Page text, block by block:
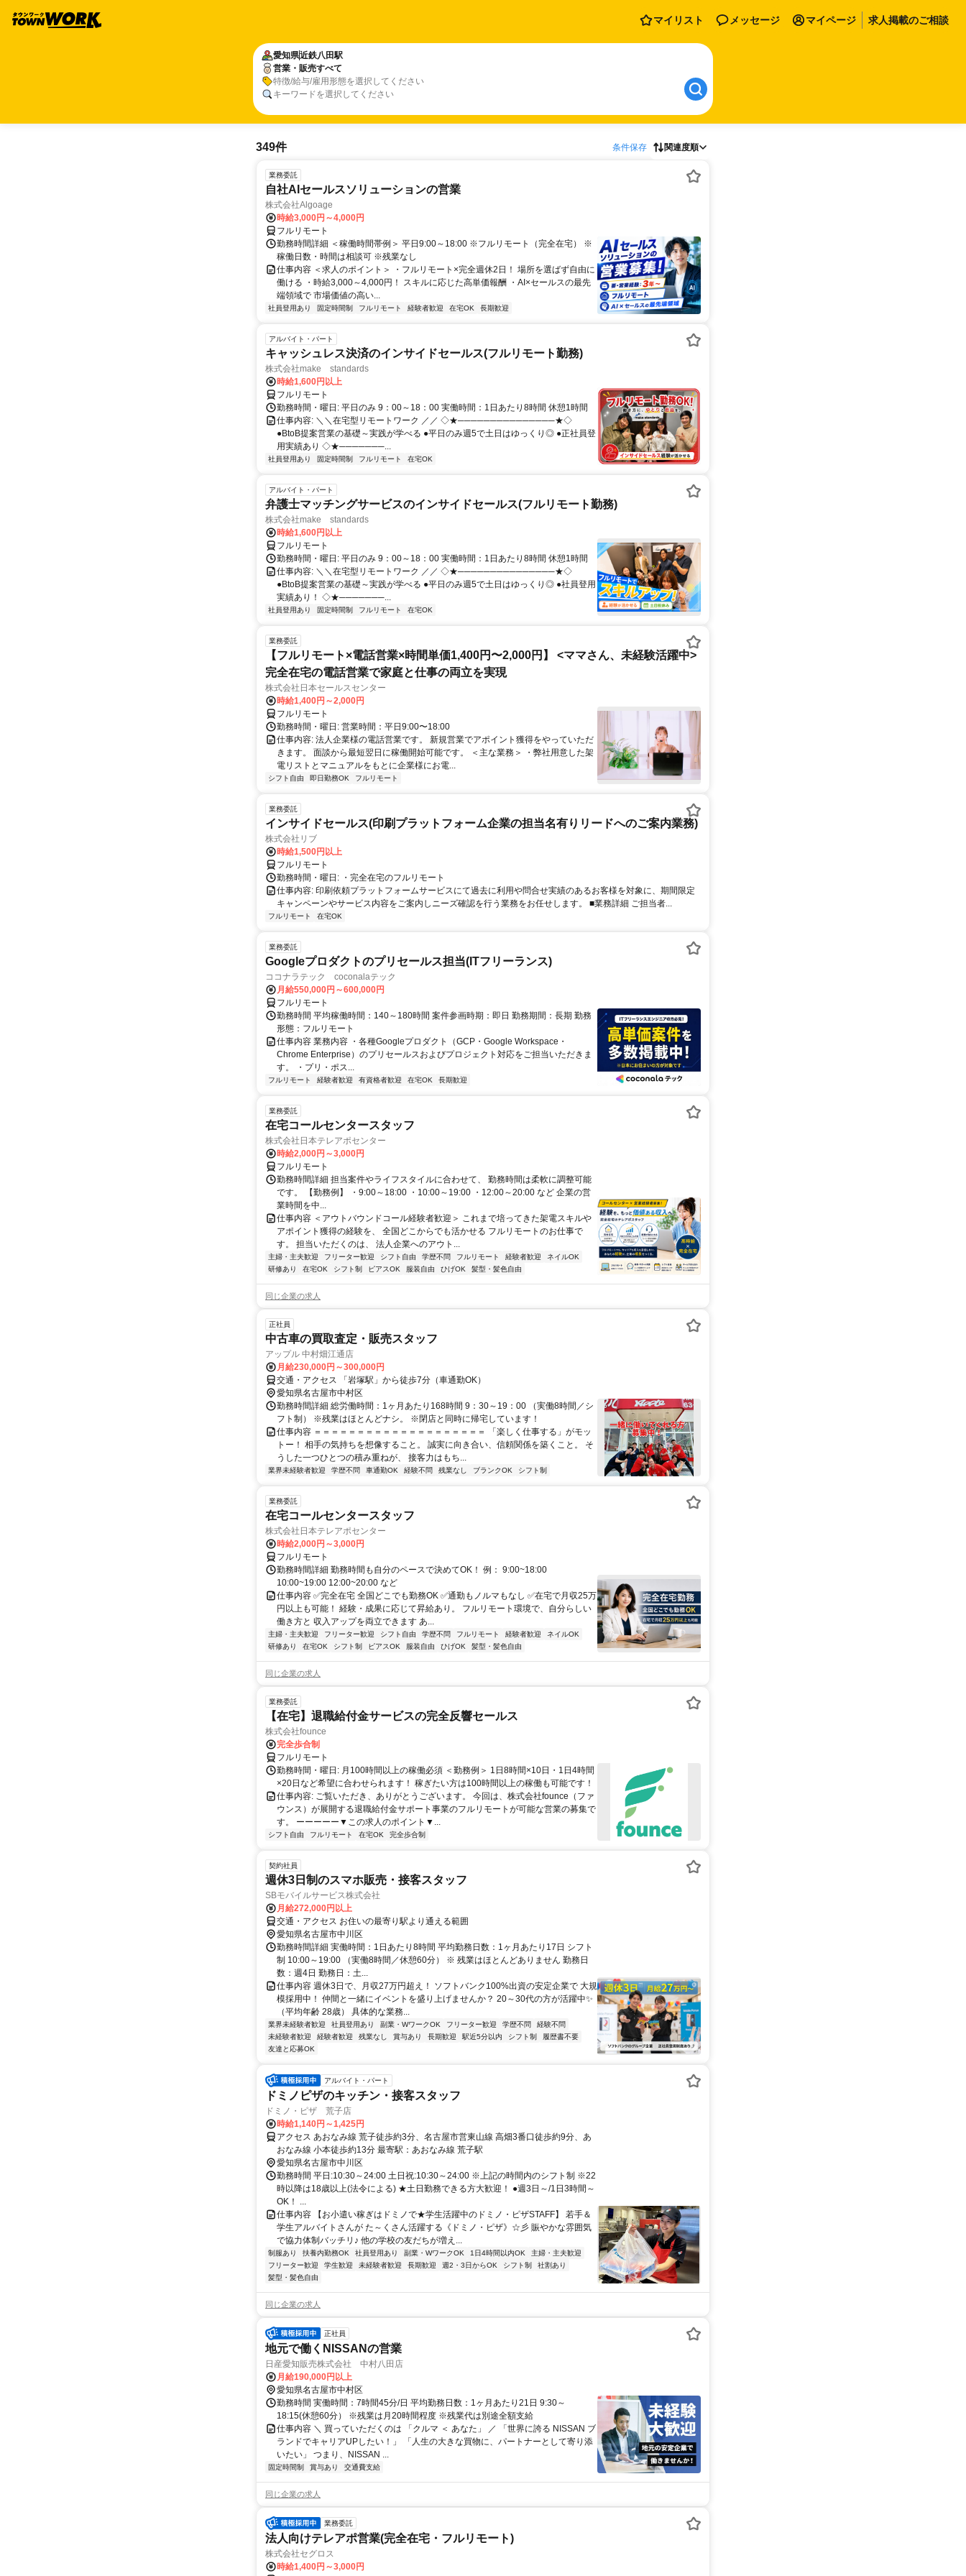
マイリスト メッセージ マイページ 求人掲載のご相談
愛知県近鉄八田駅
営業・販売すべて
特徴/給与/雇用形態を選択してください
キーワードを選択してください
349件 条件保存 関連度順
業務委託
自社AIセールスソリューションの営業
株式会社Algoage
時給3,000円～4,000円
フルリモート
勤務時間詳細 ＜稼働時間帯例＞ 平日9:00～18:00 ※フルリモート（完全在宅） ※
稼働日数・時間は相談可 ※残業なし
仕事内容 ＜求人のポイント＞ ・フルリモート×完全週休2日！ 場所を選ばず自由に
働ける ・時給3,000～4,000円！ スキルに応じた高単価報酬 ・AI×セールスの最先
端領域で 市場価値の高い...
社員登用あり 固定時間制 フルリモート 経験者歓迎 在宅OK 長期歓迎
アルバイト・パート
キャッシュレス決済のインサイドセールス(フルリモート勤務)
株式会社make standards
時給1,600円以上
フルリモート
勤務時間・曜日: 平日のみ 9：00～18：00 実働時間：1日あたり8時間 休憩1時間
仕事内容: ＼＼在宅型リモートワーク ／／ ◇★───────────────★◇
●BtoB提案営業の基礎～実践が学べる ●平日のみ週5で土日はゆっくり◎ ●正社員登
用実績あり ◇★───────...
社員登用あり 固定時間制 フルリモート 在宅OK
アルバイト・パート
弁護士マッチングサービスのインサイドセールス(フルリモート勤務)
株式会社make standards
時給1,600円以上
フルリモート
勤務時間・曜日: 平日のみ 9：00～18：00 実働時間：1日あたり8時間 休憩1時間
仕事内容: ＼＼在宅型リモートワーク ／／ ◇★───────────────★◇
●BtoB提案営業の基礎～実践が学べる ●平日のみ週5で土日はゆっくり◎ ●社員登用
実績あり！ ◇★───────...
社員登用あり 固定時間制 フルリモート 在宅OK
業務委託
【フルリモート×電話営業×時間単価1,400円〜2,000円】 <ママさん、未経験活躍中>
完全在宅の電話営業で家庭と仕事の両立を実現
株式会社日本セールスセンター
時給1,400円～2,000円
フルリモート
勤務時間・曜日: 営業時間：平日9:00〜18:00
仕事内容: 法人企業様の電話営業です。 新規営業でアポイント獲得をやっていただ
きます。 面談から最短翌日に稼働開始可能です。 ＜主な業務＞ ・弊社用意した架
電リストとマニュアルをもとに企業様にお電...
シフト自由 即日勤務OK フルリモート
業務委託
インサイドセールス(印刷プラットフォーム企業の担当名有りリードへのご案内業務)
株式会社リブ
時給1,500円以上
フルリモート
勤務時間・曜日: ・完全在宅のフルリモート
仕事内容: 印刷依頼プラットフォームサービスにて過去に利用や問合せ実績のあるお客様を対象に、期間限定
キャンペーンやサービス内容をご案内しニーズ確認を行う業務をお任せします。 ■業務詳細 ご担当者...
フルリモート 在宅OK
業務委託
Googleプロダクトのプリセールス担当(ITフリーランス)
ココナラテック coconalaテック
月給550,000円～600,000円
フルリモート
勤務時間 平均稼働時間：140～180時間 案件参画時期：即日 勤務期間：長期 勤務
形態：フルリモート
仕事内容 業務内容 ・各種Googleプロダクト（GCP・Google Workspace・
Chrome Enterprise）のプリセールスおよびプロジェクト対応をご担当いただきま
す。 ・プリ・ポス...
フルリモート 経験者歓迎 有資格者歓迎 在宅OK 長期歓迎
業務委託
在宅コールセンタースタッフ
株式会社日本テレアポセンター
時給2,000円～3,000円
フルリモート
勤務時間詳細 担当案件やライフスタイルに合わせて、 勤務時間は柔軟に調整可能
です。 【勤務例】 ・9:00～18:00 ・10:00～19:00 ・12:00～20:00 など 企業の営
業時間を中...
仕事内容 ＜アウトバウンドコール経験者歓迎＞ これまで培ってきた架電スキルや
アポイント獲得の経験を、 全国どこからでも活かせる フルリモートのお仕事で
す。 担当いただくのは、 法人企業へのアウト...
主婦・主夫歓迎 フリーター歓迎 シフト自由 学歴不問 フルリモート 経験者歓迎
ネイルOK
研修あり
在宅OK シフト制 ピアスOK 服装自由 ひげOK 髪型・髪色自由
同じ企業の求人
正社員
中古車の買取査定・販売スタッフ
アップル 中村畑江通店
月給230,000円～300,000円
交通・アクセス 「岩塚駅」から徒歩7分（車通勤OK）
愛知県名古屋市中村区
勤務時間詳細 総労働時間：1ヶ月あたり168時間 9：30～19：00 （実働8時間／シ
フト制） ※残業はほとんどナシ。 ※閉店と同時に帰宅しています！
仕事内容 ＝＝＝＝＝＝＝＝＝＝＝＝＝＝＝＝＝＝＝＝ 「楽しく仕事する」がモッ
トー！ 相手の気持ちを想像すること。 誠実に向き合い、信頼関係を築くこと。 そ
うした一つひとつの積み重ねが、 接客力はもち...
業界未経験者歓迎 学歴不問 車通勤OK 経験不問 残業なし ブランクOK シフト制
業務委託
在宅コールセンタースタッフ
株式会社日本テレアポセンター
時給2,000円～3,000円
フルリモート
勤務時間詳細 勤務時間も自分のペースで決めてOK！ 例： 9:00~18:00
10:00~19:00 12:00~20:00 など
仕事内容 ✅完全在宅 全国どこでも勤務OK ✅通勤もノルマもなし ✅在宅で月収25万
円以上も可能！ 経験・成果に応じて昇給あり。 フルリモート環境で、自分らしい
働き方と 収入アップを両立できます あ...
主婦・主夫歓迎 フリーター歓迎 シフト自由 学歴不問 フルリモート 経験者歓迎
ネイルOK
研修あり
在宅OK シフト制 ピアスOK 服装自由 ひげOK 髪型・髪色自由
同じ企業の求人
業務委託
【在宅】退職給付金サービスの完全反響セールス
株式会社founce
完全歩合制
フルリモート
勤務時間・曜日: 月100時間以上の稼働必須 ＜勤務例＞ 1日8時間×10日・1日4時間
×20日など希望に合わせられます！ 稼ぎたい方は100時間以上の稼働も可能です！
仕事内容: ご覧いただき、ありがとうございます。 今回は、株式会社founce（ファ
ウンス）が展開する退職給付金サポート事業のフルリモートが可能な営業の募集で
す。 ーーーーー▼この求人のポイント▼...
シフト自由 フルリモート 在宅OK 完全歩合制
契約社員
週休3日制のスマホ販売・接客スタッフ
SBモバイルサービス株式会社
月給272,000円以上
交通・アクセス お住いの最寄り駅より通える範囲
愛知県名古屋市中川区
勤務時間詳細 実働時間：1日あたり8時間 平均勤務日数：1ヶ月あたり17日 シフト
制 10:00～19:00 （実働8時間／休憩60分） ※ 残業はほとんどありません 勤務日
数：週4日 勤務日：土...
仕事内容 週休3日で、月収27万円超え！ ソフトバンク100%出資の安定企業で 大規
模採用中！ 仲間と一緒にイベントを盛り上げませんか？ 20～30代の方が活躍中✨
（平均年齢 28歳） 具体的な業務...
業界未経験者歓迎 社員登用あり 副業・WワークOK フリーター歓迎 学歴不問
経験不問
未経験者歓迎
経験者歓迎 残業なし 賞与あり 長期歓迎 駅近5分以内 シフト制
履歴書不要
友達と応募OK
アルバイト・パート
ドミノピザのキッチン・接客スタッフ
ドミノ・ピザ 荒子店
時給1,140円～1,425円
アクセス あおなみ線 荒子徒歩約3分、名古屋市営東山線 高畑3番口徒歩約9分、あ
おなみ線 小本徒歩約13分 最寄駅：あおなみ線 荒子駅
愛知県名古屋市中川区
勤務時間 平日:10:30～24:00 土日祝:10:30～24:00 ※上記の時間内のシフト制 ※22
時以降は18歳以上(法令による) ★土日勤務できる方大歓迎！ ●週3日～/1日3時間～
OK！ ...
仕事内容 【お小遣い稼ぎはドミノで★学生活躍中のドミノ・ピザSTAFF】 若手＆
学生アルバイトさんが た～くさん活躍する《ドミノ・ピザ》☆彡 賑やかな雰囲気
で協力体制バッチリ♪ 他の学校の友だちが増え...
制服あり 扶養内勤務OK 社員登用あり 副業・WワークOK 1日4時間以内OK
主婦・主夫歓迎
フリーター歓迎
学生歓迎 未経験者歓迎 長期歓迎 週2・3日からOK シフト制
社割あり
髪型・髪色自由
同じ企業の求人
正社員
地元で働くNISSANの営業
日産愛知販売株式会社 中村八田店
月給190,000円以上
愛知県名古屋市中村区
勤務時間 実働時間：7時間45分/日 平均勤務日数：1ヶ月あたり21日 9:30～
18:15(休憩60分） ※残業は月20時間程度 ※残業代は別途全額支給
仕事内容 ＼ 買っていただくのは 「クルマ ＜ あなた」 ／ 「世界に誇る NISSAN ブ
ランドでキャリアUPしたい！」 「人生の大きな買物に、パートナーとして寄り添
いたい」 つまり、NISSAN ...
固定時間制 賞与あり 交通費支給
同じ企業の求人
業務委託
法人向けテレアポ営業(完全在宅・フルリモート)
株式会社セグロス
時給1,400円～3,000円